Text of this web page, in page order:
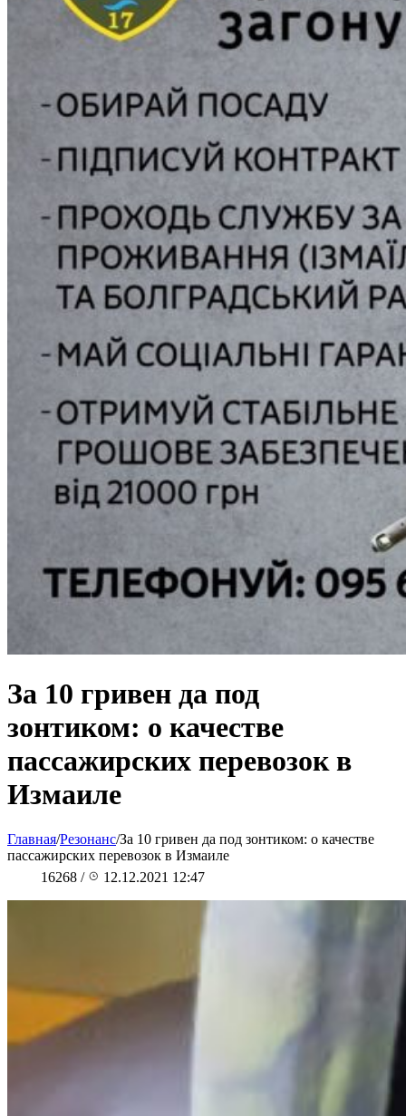
За 10 гривен да под
зонтиком: о качестве
пассажирских перевозок в
Измаиле
Главная/Резонанс/За 10 гривен да под зонтиком: о качестве
пассажирских перевозок в Измаиле
16268 / 12.12.2021 12:47